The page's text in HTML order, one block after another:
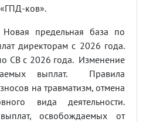
ков».
предельная база по
директорам с 2026 года.
СВ с 2026 года. Изменение
выплат. Правила
на травматизм, отмена
вида деятельности.
освобождаемых от